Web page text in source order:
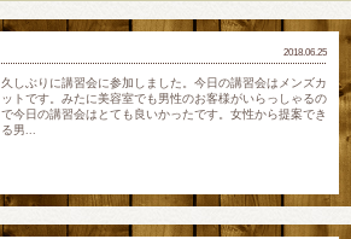
2018.06.25
久しぶりに講習会に参加しました。今日の講習会はメンズカ
ットです。みたに美容室でも男性のお客様がいらっしゃるの
で今日の講習会はとても良いかったです。女性から提案でき
る男...